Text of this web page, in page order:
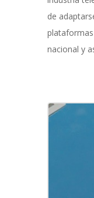
de
nacional y